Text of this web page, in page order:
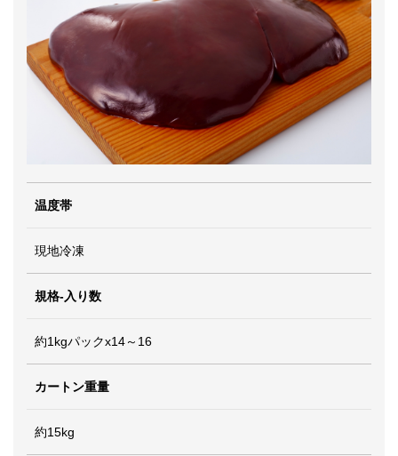
温度帯
現地冷凍
規格-入り数
約1kgパックx14～16
カートン重量
約15kg